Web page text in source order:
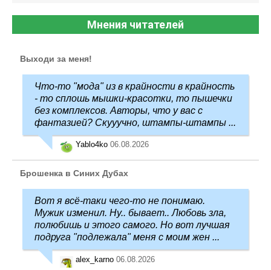
Мнения читателей
Выходи за меня!
Что-то "мода" из в крайности в крайность
- то сплошь мышки-красотки, то пышечки
без комплексов. Авторы, что у вас с
фантазией? Скууучно, штампы-штампы ...
Yablo4ko 06.08.2026
Брошенка в Синих Дубах
Вот я всё-таки чего-то не понимаю.
Мужик изменил. Ну.. бывает.. Любовь зла,
полюбишь и этого самого. Но вот лучшая
подруга "подлежала" меня с моим жен ...
alex_karno 06.08.2026